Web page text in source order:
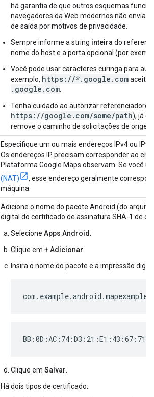
há garantia de que outros esquemas
navegadores da Web modernos não
de saída por motivos de privacidade.
Sempre informe a string inteira do
nome do host e a porta opcional (por
Você pode usar caracteres curinga para
exemplo, https://*.google.comaceita
.google.com
Tenha cuidado ao autorizar
https://google.com/some/path), já
remove o caminho de solicitações de
Especifique um ou mais endereços IPv4 ou
Os endereços IP precisam corresponder ao
Plataforma Google Maps observam. Se você
(NAT)
, esse endereço geralmente
máquina.
Adicione o nome do pacote Android (do arquivo
digital do certificado de assinatura SHA-1 de
Selecione Apps Android
Clique em + Adicionar
Insira o nome do pacote e a impressão
com.example.android.mapexample
Clique em Salvar
Há dois tipos de certificado: